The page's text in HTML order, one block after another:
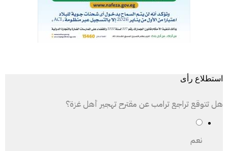
استطلاع رأى
هل تتوقع تراجع ترامب عن مقترح تهجير أهل غزة؟
نعم